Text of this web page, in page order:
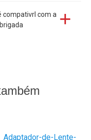
compativrl com a